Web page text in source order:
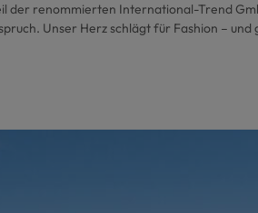
der renommierten International-Trend
Unser Herz schlägt für Fashion –